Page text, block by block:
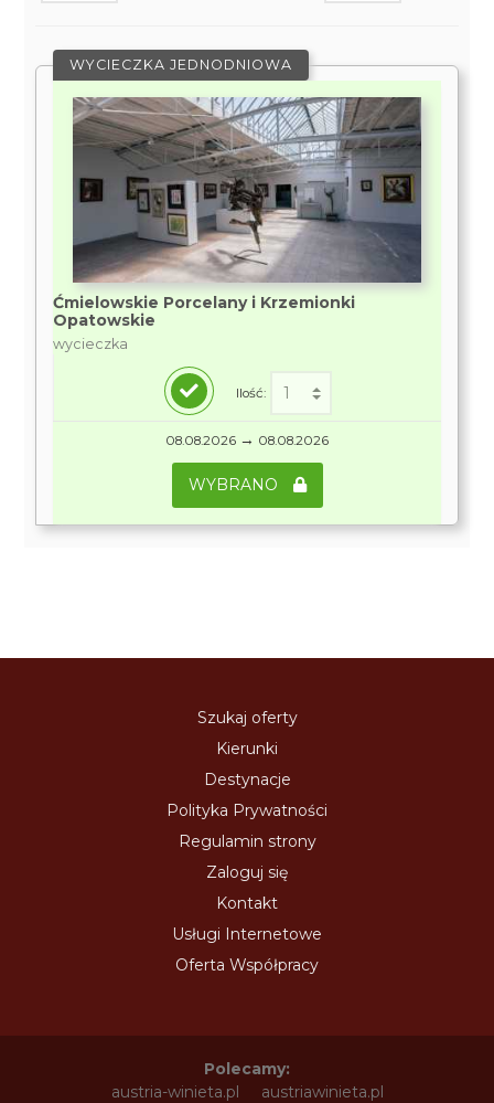
WYCIECZKA JEDNODNIOWA
Ćmielowskie Porcelany i Krzemionki
Opatowskie
wycieczka
Ilość:
08.08.2026 → 08.08.2026
WYBRANO
Szukaj oferty
Kierunki
Destynacje
Polityka Prywatności
Regulamin strony
Zaloguj się
Kontakt
Usługi Internetowe
Oferta Współpracy
Polecamy:
austria-winieta.pl
austriawinieta.pl